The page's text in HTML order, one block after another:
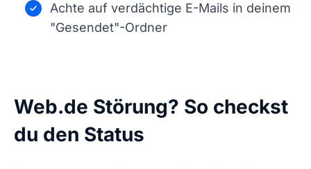
Achte auf verdächtige E-Mails in deinem
"Gesendet"-Ordner
Web.de Störung? So checkst
du den Status